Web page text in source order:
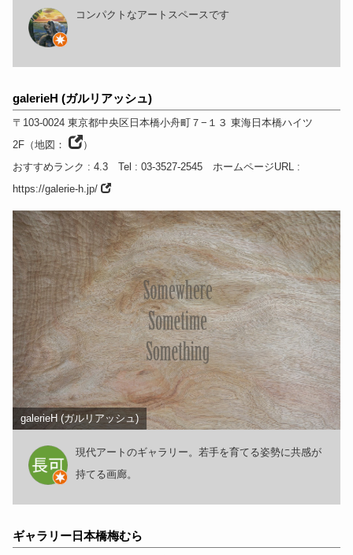
コンパクトなアートスペースです
galerieH (ガルリアッシュ)
〒103-0024 東京都中央区日本橋小舟町７−１３ 東海日本橋ハイツ
2F（地図：
）
おすすめランク : 4.3 Tel : 03-3527-2545 ホームページURL:
https://galerie-h.jp/
galerieH (ガルリアッシュ)
現代アートのギャラリー。若手を育てる姿勢に共感が
持てる画廊。
ギャラリー日本橋梅むら